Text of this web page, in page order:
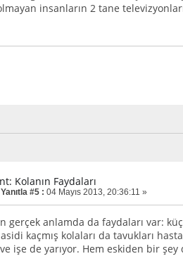
insanların 2 tane
Kolanın Faydaları
Yanıtla #5 : 04 Mayıs 2013, 20:36:11 »
gerçek anlamda da faydaları var:
kaçmış kolaları da tavukları
ve işe de yarıyor. Hem eskiden bir